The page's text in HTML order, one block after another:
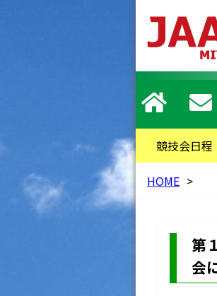
競技会日程
HOME >
第
会